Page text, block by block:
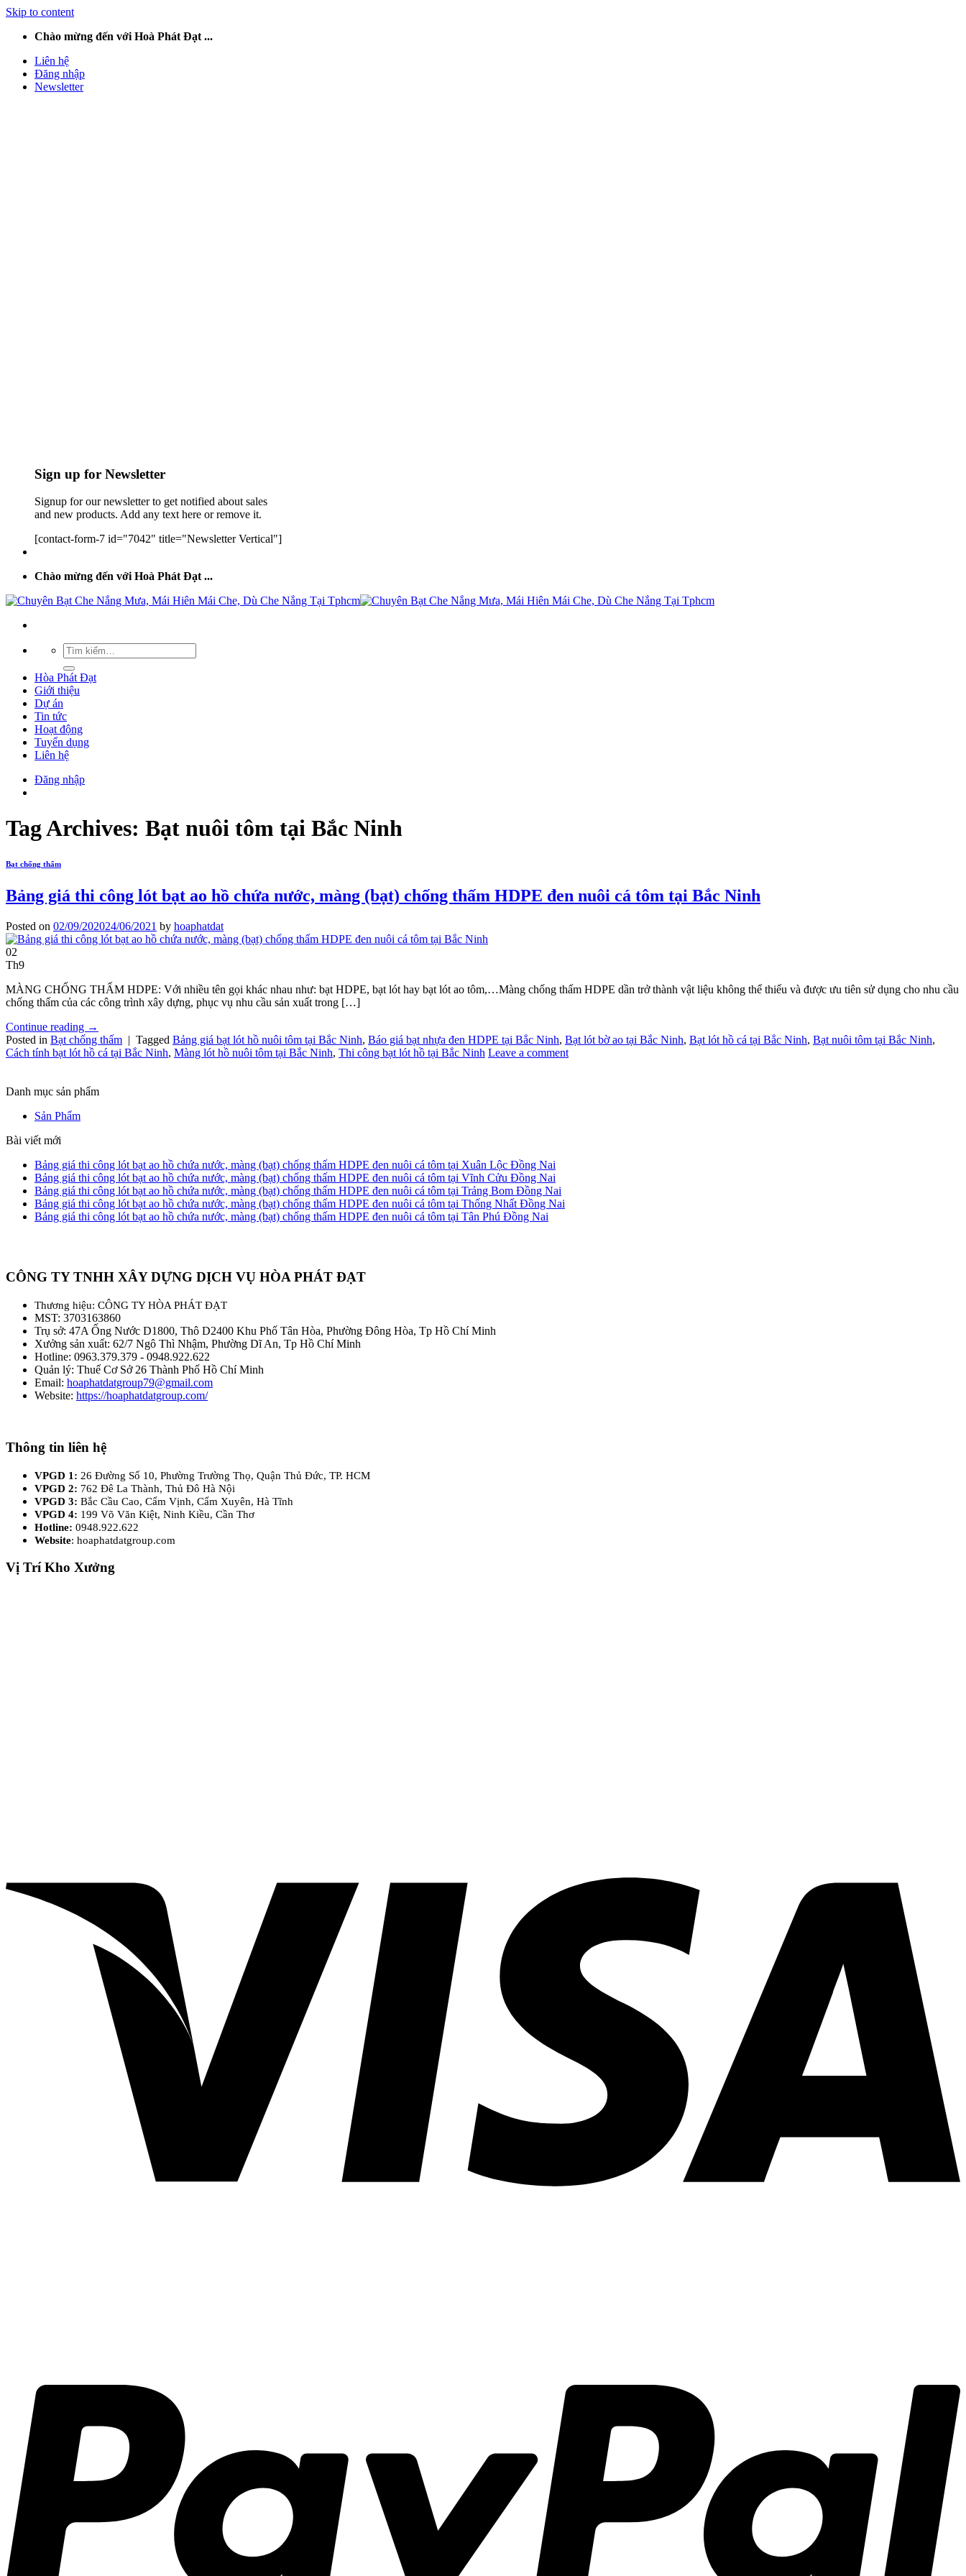
Skip to content
Chào mừng đến với Hoà Phát Đạt ...
Liên hệ
Đăng nhập
Newsletter
Sign up for Newsletter
Signup for our newsletter to get notified about sales
and new products. Add any text here or remove it.
[contact-form-7 id="7042" title="Newsletter Vertical"]
Chào mừng đến với Hoà Phát Đạt ...
Hòa Phát Đạt
Giới thiệu
Dự án
Tin tức
Hoạt động
Tuyển dụng
Liên hệ
Đăng nhập
Tag Archives: Bạt nuôi tôm tại Bắc Ninh
Bạt chống thấm
Bảng giá thi công lót bạt ao hồ chứa nước, màng (bạt) chống thấm HDPE đen nuôi cá tôm tại Bắc Ninh
Posted on 02/09/202024/06/2021 by hoaphatdat
02
Th9
MÀNG CHỐNG THẤM HDPE: Với nhiều tên gọi khác nhau như: bạt HDPE, bạt lót hay bạt lót ao tôm,…Màng chống thấm HDPE dần trở thành vật liệu không thể thiếu và được ưu tiên sử dụng cho nhu cầu
chống thấm của các công trình xây dựng, phục vụ nhu cầu sản xuất trong […]
Continue reading →
Posted in Bạt chống thấm | Tagged Bảng giá bạt lót hồ nuôi tôm tại Bắc Ninh, Báo giá bạt nhựa đen HDPE tại Bắc Ninh, Bạt lót bờ ao tại Bắc Ninh, Bạt lót hồ cá tại Bắc Ninh, Bạt nuôi tôm tại Bắc Ninh,
Cách tính bạt lót hồ cá tại Bắc Ninh, Màng lót hồ nuôi tôm tại Bắc Ninh, Thi công bạt lót hồ tại Bắc Ninh Leave a comment
Danh mục sản phẩm
Sản Phẩm
Bài viết mới
Bảng giá thi công lót bạt ao hồ chứa nước, màng (bạt) chống thấm HDPE đen nuôi cá tôm tại Xuân Lộc Đồng Nai
Bảng giá thi công lót bạt ao hồ chứa nước, màng (bạt) chống thấm HDPE đen nuôi cá tôm tại Vĩnh Cửu Đồng Nai
Bảng giá thi công lót bạt ao hồ chứa nước, màng (bạt) chống thấm HDPE đen nuôi cá tôm tại Trảng Bom Đồng Nai
Bảng giá thi công lót bạt ao hồ chứa nước, màng (bạt) chống thấm HDPE đen nuôi cá tôm tại Thống Nhất Đồng Nai
Bảng giá thi công lót bạt ao hồ chứa nước, màng (bạt) chống thấm HDPE đen nuôi cá tôm tại Tân Phú Đồng Nai
CÔNG TY TNHH XÂY DỰNG DỊCH VỤ HÒA PHÁT ĐẠT
Thương hiệu: CÔNG TY HÒA PHÁT ĐẠT
MST: 3703163860
Trụ sở: 47A Ống Nước D1800, Thô D2400 Khu Phố Tân Hòa, Phường Đông Hòa, Tp Hồ Chí Minh
Xưởng sản xuất: 62/7 Ngô Thì Nhậm, Phường Dĩ An, Tp Hồ Chí Minh
Hotline: 0963.379.379 - 0948.922.622
Quản lý: Thuế Cơ Sở 26 Thành Phố Hồ Chí Minh
Email: hoaphatdatgroup79@gmail.com
Website: https://hoaphatdatgroup.com/
Thông tin liên hệ
VPGD 1: 26 Đường Số 10, Phường Trường Thọ, Quận Thủ Đức, TP. HCM
VPGD 2: 762 Đê La Thành, Thủ Đô Hà Nội
VPGD 3: Bắc Cầu Cao, Cẩm Vịnh, Cẩm Xuyên, Hà Tĩnh
VPGD 4: 199 Võ Văn Kiệt, Ninh Kiều, Cần Thơ
Hotline: 0948.922.622
Website: hoaphatdatgroup.com
Vị Trí Kho Xưởng